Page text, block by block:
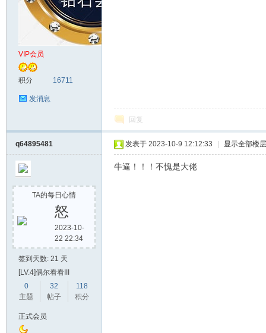
VIP会员
积分 16711
发消息
回复
q64895481
TA的每日心情
怒
2023-10-
22 22:34
签到天数: 21 天
[LV.4]偶尔看看III
0
主题
32
帖子
118
积分
正式会员
发表于 2023-10-9 12:12:33 显示全部楼层
牛逼！！！不愧是大佬